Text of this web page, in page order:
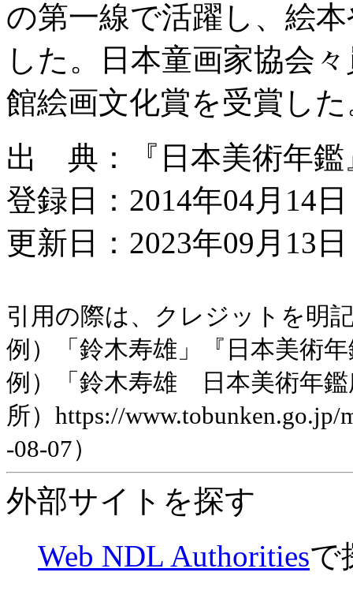
の第一線で活躍し、絵
した。日本童画家協会
館絵画文化賞を受賞し
出 典：『日本美術年鑑
登録日：2014年04月14日
更新日：2023年09月13
引用の際は、クレジットを明
例）「鈴木寿雄」『日本美術
例）「鈴木寿雄 日本美術年鑑
所）https://
-08-07）
外部サイトを探す
Web NDL Authoritiesで